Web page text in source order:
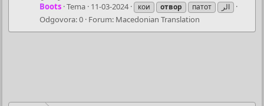
Boots Tema 11-03-2024 кои отвор патот الر
Odgovora: 0 Forum: Macedonian Translation